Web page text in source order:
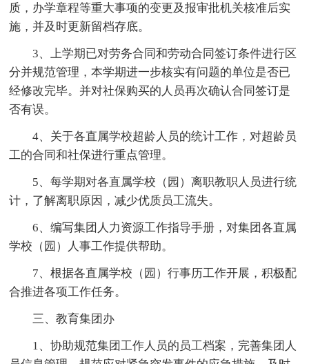
质，办学章程等重大事项的变更及报审批机关核准后实
施，并及时更新留档存底。
3、上学期已对劳务合同和劳动合同签订条件进行区
分并规范管理，本学期进一步核实有问题的单位是否已
经修改完毕。并对社保购买的人员再次确认合同签订是
否有误。
4、关于各直属学校超龄人员的统计工作，对超龄员
工的合同和社保进行重点管理。
5、每学期对各直属学校（园）离职教职人员进行统
计，了解离职原因，减少优质员工流失。
6、编写集团人力资源工作指导手册，对集团各直属
学校（园）人事工作提供帮助。
7、根据各直属学校（园）行事历工作开展，积极配
合推进各项工作任务。
三、教育集团办
1、协助规范集团工作人员的员工档案，完善集团人